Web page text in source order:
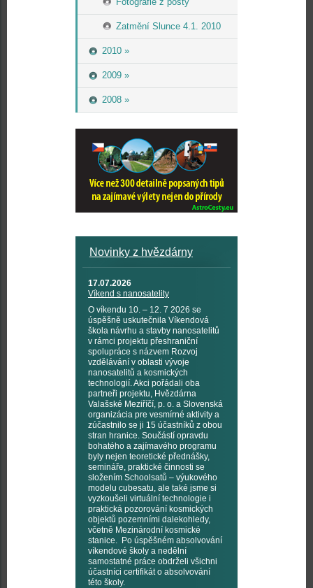
Zatmění Slunce 4.1. 2010
2010 »
2009 »
2008 »
Novinky z hvězdárny
17.07.2026
Víkend s nanosatelity
O víkendu 10. – 12. 7 2026 se
úspěšně uskutečnila Víkendová
škola návrhu a stavby nanosatelitů
v rámci projektu přeshraniční
spolupráce s názvem Rozvoj
vzdělávání v oblasti vývoje
nanosatelitů a kosmických
technologií. Akci pořádali oba
partneři projektu, Hvězdárna
Valašské Meziříčí, p. o. a Slovenská
organizácia pre vesmírné aktivity a
zúčastnilo se ji 15 účastníků z obou
stran hranice. Součástí opravdu
bohatého a zajímavého programu
byly nejen teoretické přednášky,
semináře, praktické činnosti se
složením Schoolsatů – výukového
modelu cubesatu, ale také jsme si
vyzkoušeli virtuální technologie i
praktická pozorování kosmických
objektů pozemními dalekohledy,
včetně Mezinárodní kosmické
stanice. Po úspěšném absolvování
víkendové školy a nedělní
samostatné práce obdrželi všichni
účastníci certifikát o absolvování
této školy.